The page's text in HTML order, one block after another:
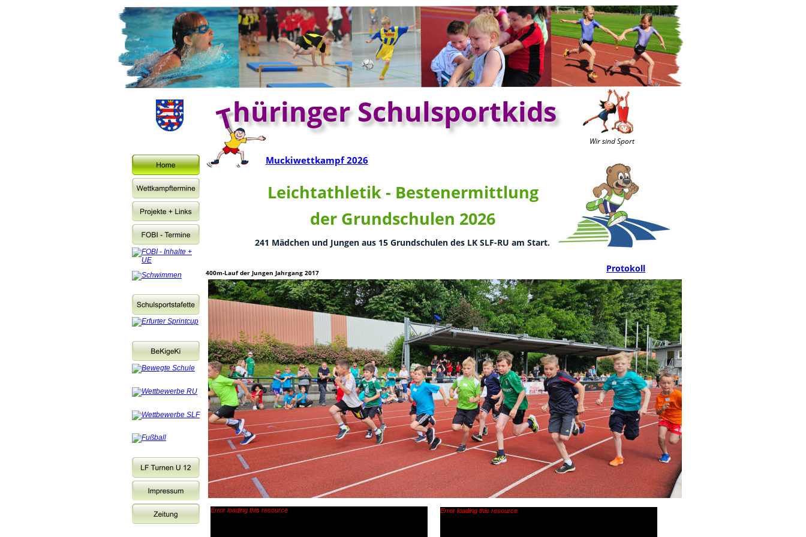
Wir sind Sport
hüringer Schulsportkids
Leichtathletik - Bestenermittlung
der Grundschulen 2026
Protokoll
241 Mädchen und Jungen aus 15 Grundschulen des LK SLF-RU am Start.
400m-Lauf der Jungen Jahrgang 2017
Error loading this resource Error loading this resource
Muckiwettkampf 2026